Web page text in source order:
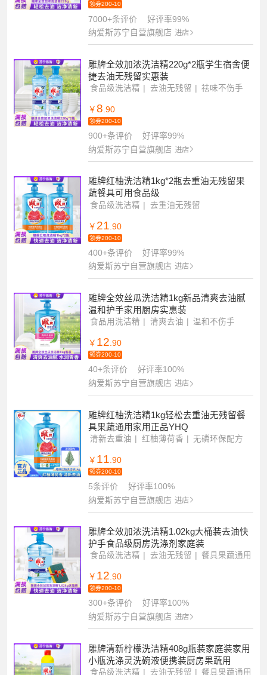
领券200-10
7000+条评价
好评率99%
纳爱斯苏宁自营旗舰店 进店
雕牌全效加浓洗洁精220g*2瓶学生宿舍便
捷去油无残留实惠装
食品级洗洁精 去油无残留 祛味不伤手
￥ 8 .90
领券200-10
900+条评价
好评率99%
纳爱斯苏宁自营旗舰店 进店
雕牌红柚洗洁精1kg*2瓶去重油无残留果
蔬餐具可用食品级
食品级洗洁精
去重油无残留
￥ 21 .90
领券200-10
400+条评价
好评率99%
纳爱斯苏宁自营旗舰店 进店
雕牌全效丝瓜洗洁精1kg新品清爽去油腻
温和护手家用厨房实惠装
食品用洗洁精 清爽去油 温和不伤手
￥ 12.90
领券200-10
40+条评价
好评率100%
纳爱斯苏宁自营旗舰店 进店
雕牌红柚洗洁精1kg轻松去重油无残留餐
具果蔬通用家用正品YHQ
清新去重油 红柚薄荷香 无磷环保配方
￥ 11 .90
领券200-10
5条评价
好评率100%
纳爱斯苏宁自营旗舰店 进店
雕牌全效加浓洗洁精1.02kg大桶装去油快
护手食品级厨房洗涤剂家庭装
食品级洗洁精 去油无残留 餐具果蔬通用
￥ 12.90
领券200-10
300+条评价
好评率100%
纳爱斯苏宁自营旗舰店 进店
雕牌清新柠檬洗洁精408g瓶装家庭装家用
小瓶洗涤灵洗碗液便携装厨房果蔬用
食品级洗洁精 去油无残留 餐具果蔬通用